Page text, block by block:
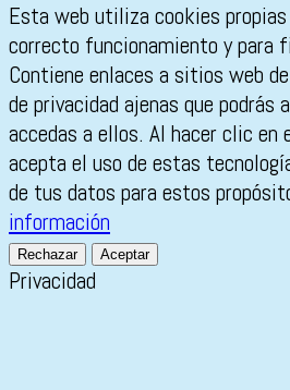
Esta web utiliza cookies
correcto funcionamiento y para
Contiene enlaces a sitios web
de privacidad ajenas que podrás
accedas a ellos. Al hacer clic en
acepta el uso de estas
de tus datos para estos
información
Rechazar Aceptar
Privacidad